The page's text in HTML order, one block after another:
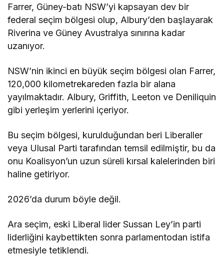
Farrer, Güney-batı NSW’yi kapsayan dev bir
federal seçim bölgesi olup, Albury’den başlayarak
Riverina ve Güney Avustralya sınırına kadar
uzanıyor.
NSW’nin ikinci en büyük seçim bölgesi olan Farrer,
120,000 kilometrekareden fazla bir alana
yayılmaktadır. Albury, Griffith, Leeton ve Deniliquin
gibi yerleşim yerlerini içeriyor.
Bu seçim bölgesi, kurulduğundan beri Liberaller
veya Ulusal Parti tarafından temsil edilmiştir, bu da
onu Koalisyon’un uzun süreli kırsal kalelerinden biri
haline getiriyor.
2026’da durum böyle değil.
Ara seçim, eski Liberal lider Sussan Ley’in parti
liderliğini kaybettikten sonra parlamentodan istifa
etmesiyle tetiklendi.